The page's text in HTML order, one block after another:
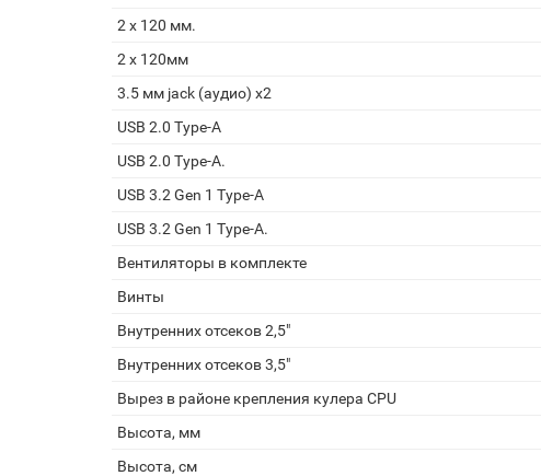
2 x 120 мм.
2 x 120мм
3.5 мм jack (аудио) х2
USB 2.0 Type-A
USB 2.0 Type-A.
USB 3.2 Gen 1 Type-A
USB 3.2 Gen 1 Type-A.
Вентиляторы в комплекте
Винты
Внутренних отсеков 2,5"
Внутренних отсеков 3,5"
Вырез в районе крепления кулера CPU
Высота, мм
Высота, см